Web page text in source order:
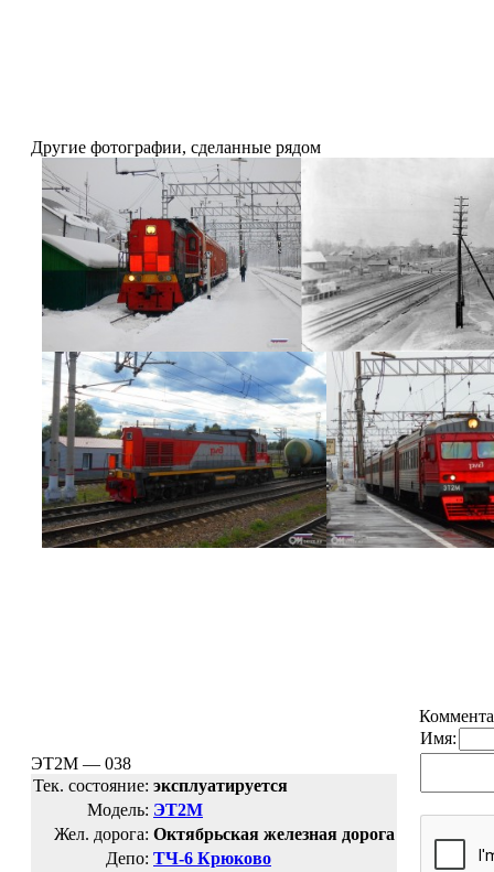
Другие фотографии, сделанные рядом
ЭТ2М — 038
Тек. состояние: эксплуатируется
Модель: ЭТ2М
Жел. дорога: Октябрьская железная дорога
Депо: ТЧ-6 Крюково
Имя: